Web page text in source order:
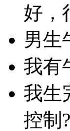
好，
男生
我有
我生
控制?